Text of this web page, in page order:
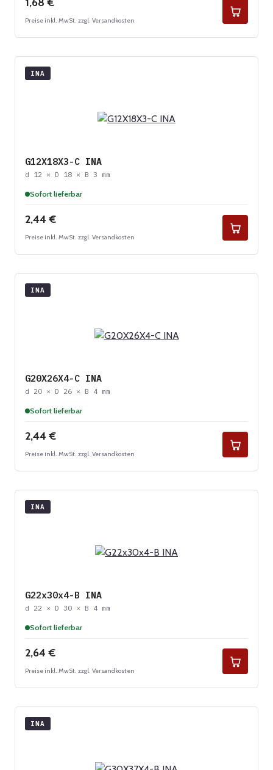
Preise inkl. MwSt. zzgl. Versandkosten
INA
G12X18X3-C INA
d 12 × D 18 × B 3 mm
Sofort lieferbar
Regulärer Preis:
2,44 €
Preise inkl. MwSt. zzgl. Versandkosten
INA
G20X26X4-C INA
d 20 × D 26 × B 4 mm
Sofort lieferbar
Regulärer Preis:
2,44 €
Preise inkl. MwSt. zzgl. Versandkosten
INA
G22x30x4-B INA
d 22 × D 30 × B 4 mm
Sofort lieferbar
Regulärer Preis:
2,64 €
Preise inkl. MwSt. zzgl. Versandkosten
INA